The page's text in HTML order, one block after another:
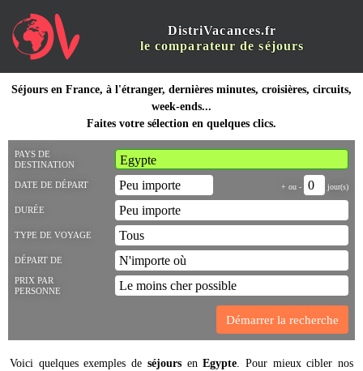
DistriVacances.fr
le comparateur de séjours
Séjours en France, à l'étranger, dernières minutes, croisières, circuits,
week-ends...
Faites votre sélection en quelques clics.
PAYS DE
DESTINATION
DATE DE DÉPART + ou - jour(s)
DURÉE
TYPE DE VOYAGE
DÉPART DE
PRIX PAR
PERSONNE
Voici quelques exemples de séjoursenEgypte. Pour mieux cibler nos